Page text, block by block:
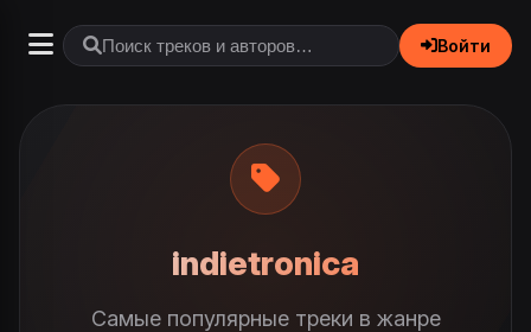
Войти
indietronica
Самые популярные треки в жанре